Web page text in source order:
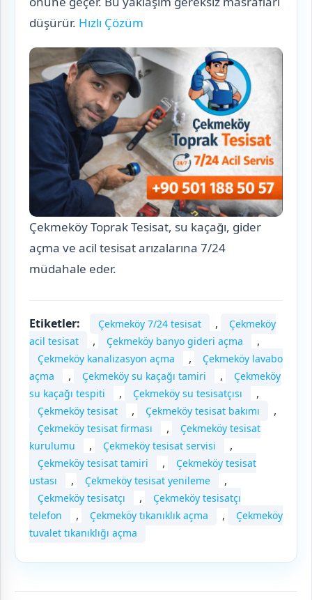
düşürür. Hızlı Çözüm
Çekmeköy Toprak Tesisat, su kaçağı, gider
açma ve acil tesisat arızalarına 7/24
müdahale eder.
Etiketler: Çekmeköy 7/24 tesisat ,
Çekmeköy
acil tesisat
, Çekmeköy banyo gideri açma ,
Çekmeköy kanalizasyon açma ,
Çekmeköy lavabo
açma
, Çekmeköy su kaçağı tamiri ,
Çekmeköy
su kaçağı tespiti
, Çekmeköy su tesisatçısı ,
Çekmeköy tesisat , Çekmeköy tesisat bakımı ,
Çekmeköy tesisat firması ,
Çekmeköy tesisat
kurulumu
, Çekmeköy tesisat servisi ,
Çekmeköy tesisat tamiri ,
Çekmeköy tesisat
ustası
, Çekmeköy tesisat yenileme ,
Çekmeköy tesisatçı ,
Çekmeköy tesisatçı
telefon
, Çekmeköy tıkanıklık açma ,
Çekmeköy
tuvalet tıkanıklığı açma